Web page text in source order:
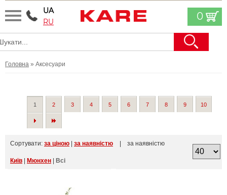
UA
RU
0
Головна » Аксесуари
1 2 3 4 5 6 7 8 9 10
Сортувати: за ціною за наявністю | за наявністю
Київ Мюнхен Всі